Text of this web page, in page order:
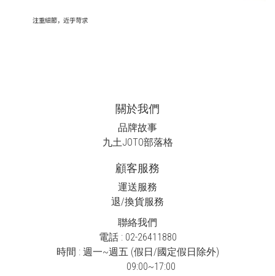
關於我們
品牌故事
九土JOTO部落格
顧客服務
運送服務
退/換貨服務
聯絡我們
電話 : 02-26411880
時間 : 週一~週五 (假日/國定假日除外)
09:00~17:00